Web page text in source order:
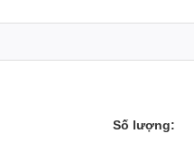
Số lượng: